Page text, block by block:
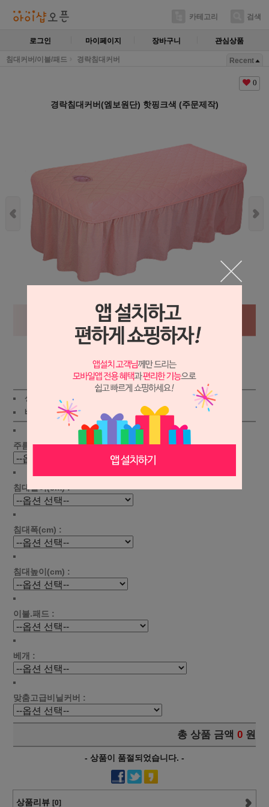
카테고리 검색
로그인 마이페이지 장바구니 관심상품
침대커버/이불/패드 경락침대커버 Recent
0
경락침대커버(엠보원단) 핫핑크색 (주문제작)
상세보기
상품가 :
배송비 : (조건) 지역별 !
주름선택 :
침대길이(cm) :
침대폭(cm) :
침대높이(cm) :
이불.패드 :
베개 :
맞춤고급비닐커버 :
총 상품 금액 0 원
- 상품이 품절되었습니다. -
상품리뷰 [0]